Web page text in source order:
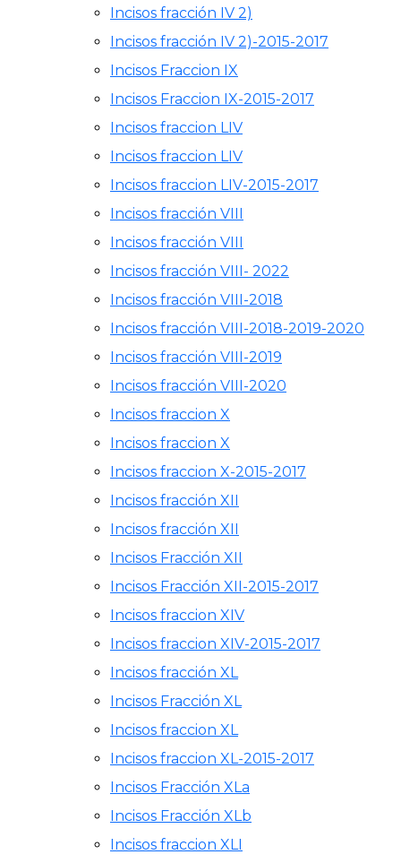
Incisos fracción IV 2)
Incisos fracción IV 2)-2015-2017
Incisos Fraccion IX
Incisos Fraccion IX-2015-2017
Incisos fraccion LIV
Incisos fraccion LIV
Incisos fraccion LIV-2015-2017
Incisos fracción VIII
Incisos fracción VIII
Incisos fracción VIII- 2022
Incisos fracción VIII-2018
Incisos fracción VIII-2018-2019-2020
Incisos fracción VIII-2019
Incisos fracción VIII-2020
Incisos fraccion X
Incisos fraccion X
Incisos fraccion X-2015-2017
Incisos fracción XII
Incisos fracción XII
Incisos Fracción XII
Incisos Fracción XII-2015-2017
Incisos fraccion XIV
Incisos fraccion XIV-2015-2017
Incisos fracción XL
Incisos Fracción XL
Incisos fraccion XL
Incisos fraccion XL-2015-2017
Incisos Fracción XLa
Incisos Fracción XLb
Incisos fraccion XLI